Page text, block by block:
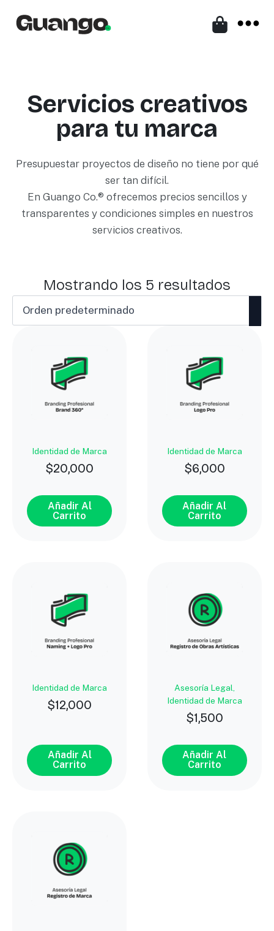
Servicios creativos
para tu marca
Presupuestar proyectos de diseño no tiene por qué
ser tan difícil.
En Guango Co.® ofrecemos precios sencillos y
transparentes y condiciones simples en nuestros
servicios creativos.
Mostrando los 5 resultados
Identidad de Marca
$20,000
Añadir Al
Carrito
Identidad de Marca
$6,000
Añadir Al
Carrito
Identidad de Marca
$12,000
Añadir Al
Carrito
Asesoría Legal,
Identidad de Marca
$1,500
Añadir Al
Carrito